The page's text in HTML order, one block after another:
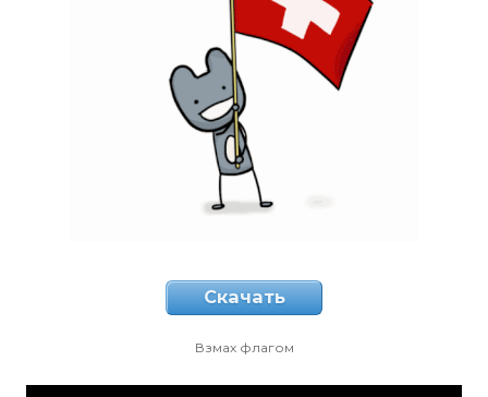
Скачать
Взмах флагом